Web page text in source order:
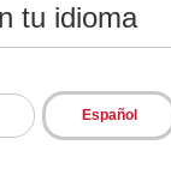
tu idioma
Español